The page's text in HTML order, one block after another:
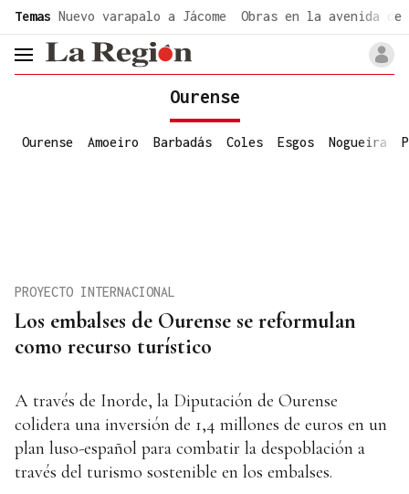
Temas Nuevo varapalo a Jácome Obras en la avenida de
header.menu.open
Ourense
Ourense Amoeiro Barbadás Coles Esgos Nogueira
Los embalses de Ourense se reformulan
como recurso turístico
PROYECTO INTERNACIONAL
A través de Inorde, la Diputación de Ourense
colidera una inversión de 1,4 millones de euros en un
plan luso-español para combatir la despoblación a
través del turismo sostenible en los embalses.